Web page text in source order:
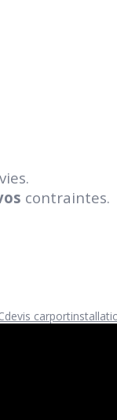
contraintes.
devis carport